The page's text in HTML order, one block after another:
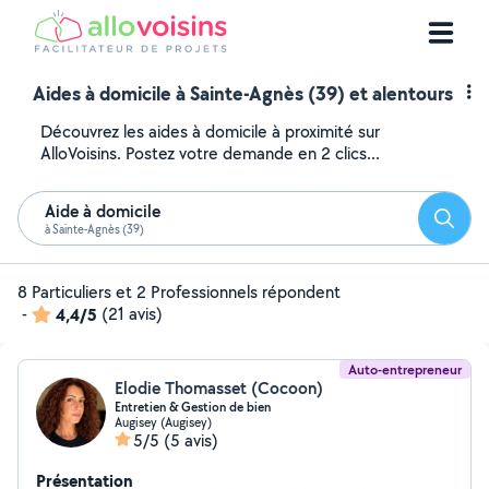
Aides à domicile à Sainte-Agnès (39) et alentours
Découvrez les aides à domicile à proximité sur
AlloVoisins. Postez votre demande en 2 clics...
Aide à domicile
à Sainte-Agnès (39)
8 Particuliers et 2 Professionnels répondent
-
4,4/5 (21 avis)
Auto-entrepreneur
Elodie Thomasset (Cocoon)
Entretien & Gestion de bien
Augisey (Augisey)
5/5 (5 avis)
Présentation